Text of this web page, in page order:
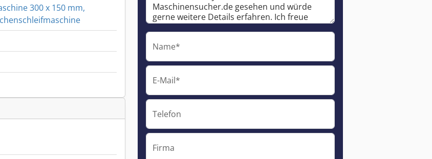
300 x 150 mm,
Name*
E-Mail*
Telefon
Firma